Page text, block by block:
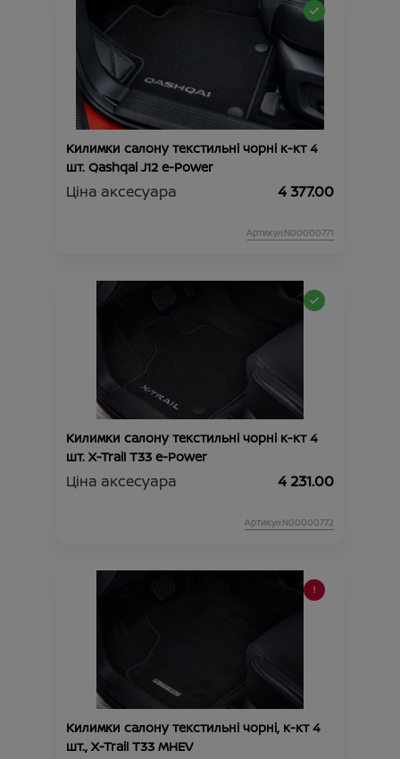
Килимки салону текстильні чорні к-кт 4
шт. Qashqai J12 e-Power
Ціна аксесуара 4 377.00
Артикул:N00000771
Килимки салону текстильні чорні к-кт 4
шт. X-Trail T33 e-Power
Ціна аксесуара 4 231.00
Артикул:N00000772
Килимки салону текстильні чорні, к-кт 4
шт., X-Trail T33 MHEV